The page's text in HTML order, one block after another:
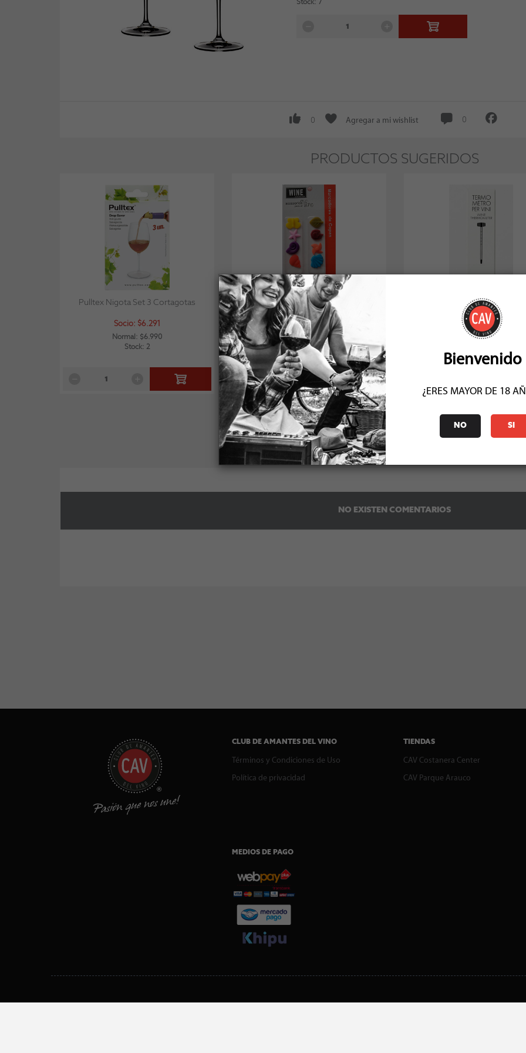
Stock: 7
0 Agregar a mi wishlist 0
PRODUCTOS SUGERIDOS
Pulltex Nigota Set 3 Cortagotas
Socio: $6.291
Normal: $6.990
Stock: 2
Wine Marcadores De Copas 8 Unidades
Socio: $5.391
Normal: $5.990
Stock: 7
Termometro Per Vini
Socio: $8.991
Normal: $9.990
COMENTARIOS (0)
NO EXISTEN COMENTARIOS
Bienvenido
¿ERES MAYOR DE 18
NO SI
CLUB DE AMANTES DEL VINO
Términos y Condiciones de Uso
Política de privacidad
TIENDAS
CAV Costanera Center
CAV Parque Arauco
MEDIOS DE PAGO